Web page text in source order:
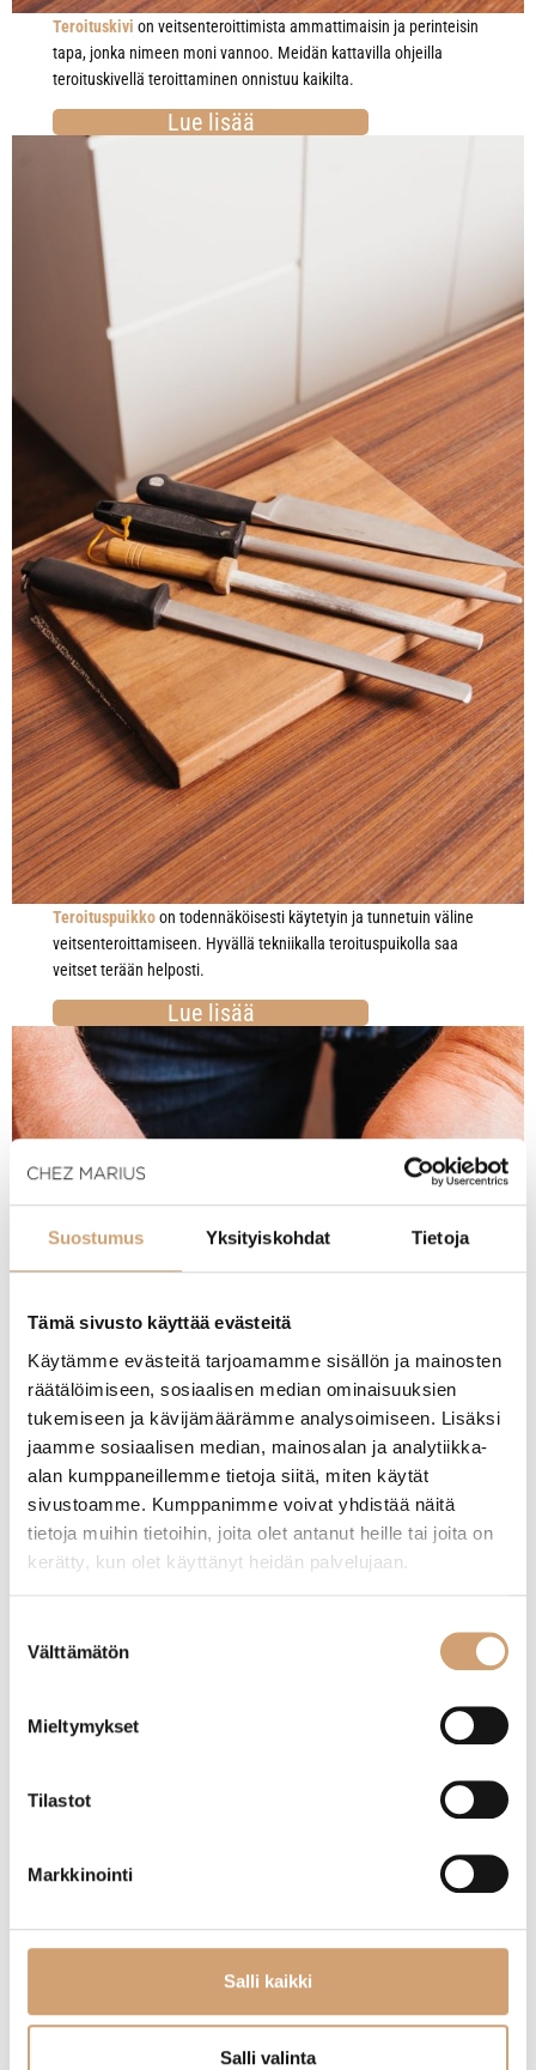
Suostumus Yksityiskohdat Tietoja
Tämä sivusto käyttää evästeitä
Käytämme evästeitä tarjoamamme sisällön ja mainosten
räätälöimiseen, sosiaalisen median ominaisuuksien
tukemiseen ja kävijämäärämme analysoimiseen. Lisäksi
jaamme sosiaalisen median, mainosalan ja analytiikka-
alan kumppaneillemme tietoja siitä, miten käytät
sivustoamme. Kumppanimme voivat yhdistää näitä
tietoja muihin tietoihin, joita olet antanut heille tai joita on
kerätty, kun olet käyttänyt heidän palvelujaan.
valinta
Välttämätön
Mieltymykset
Tilastot
Markkinointi
Salli kaikki
Salli valinta
Teroituskivi on veitsenteroittimista ammattimaisin ja perinteisin
tapa, jonka nimeen moni vannoo. Meidän kattavilla ohjeilla
teroituskivellä teroittaminen onnistuu kaikilta.
Lue lisää
Teroituspuikkoon todennäköisesti käytetyin ja tunnetuin väline
veitsenteroittamiseen. Hyvällä tekniikalla teroituspuikolla saa
veitset terään helposti.
Lue lisää
Timanttilasta
on vähemmän käytetty, mutta erittäin kätevä